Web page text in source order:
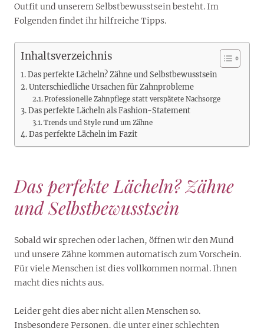
Outfit und unserem Selbstbewusstsein besteht. Im
Folgenden findet ihr hilfreiche Tipps.
Inhaltsverzeichnis
Das perfekte Lächeln? Zähne und Selbstbewusstsein
Unterschiedliche Ursachen für Zahnprobleme
Professionelle Zahnpflege statt verspätete Nachsorge
Das perfekte Lächeln als Fashion-Statement
Trends und Style rund um Zähne
Das perfekte Lächeln im Fazit
Das perfekte Lächeln? Zähne
und Selbstbewusstsein
Sobald wir sprechen oder lachen, öffnen wir den Mund
und unsere Zähne kommen automatisch zum Vorschein.
Für viele Menschen ist dies vollkommen normal. Ihnen
macht dies nichts aus.
Leider geht dies aber nicht allen Menschen so.
Insbesondere Personen, die unter einer schlechten